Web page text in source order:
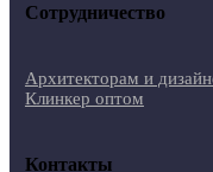
Сотрудничество
Архитекторам и
Клинкер оптом
Контакты